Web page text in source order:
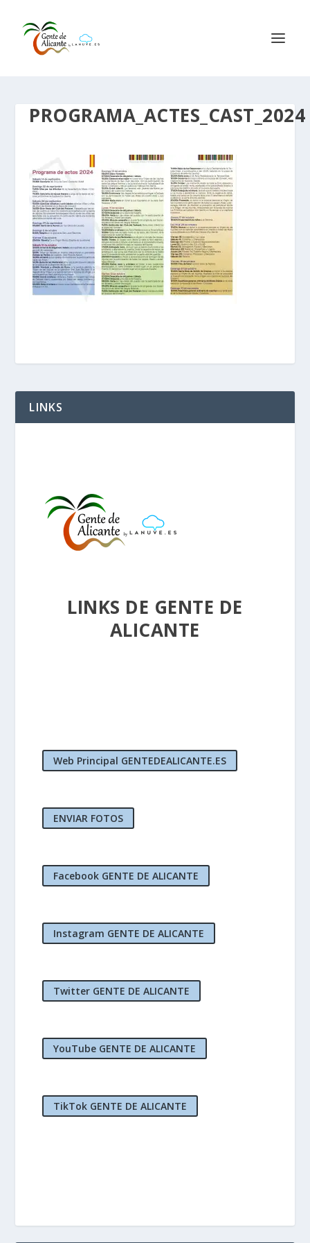
PROGRAMA_ACTES_CAST_2024
LINKS
LINKS DE GENTE DE
ALICANTE
Web Principal GENTEDEALICANTE.ES
ENVIAR FOTOS
Facebook GENTE DE ALICANTE
Instagram GENTE DE ALICANTE
Twitter GENTE DE ALICANTE
YouTube GENTE DE ALICANTE
TikTok GENTE DE ALICANTE